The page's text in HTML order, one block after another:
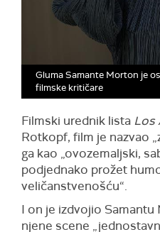
Gluma Samante Morton je
filmske kritičare
Filmski urednik lista Los
Rotkopf, film je nazvao
ga kao „ovozemaljski,
podjednako prožet
veličanstvenošću“.
I on je izdvojio
njene scene